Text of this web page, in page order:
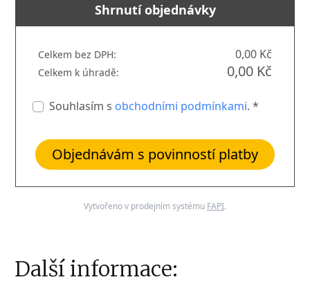
Shrnutí objednávky
Celkem bez DPH: 0,00 Kč
Celkem k úhradě: 0,00 Kč
Souhlasím s obchodními podmínkami. *
Objednávám s povinností platby
Vytvořeno v prodejním systému FAPI.
Další informace: